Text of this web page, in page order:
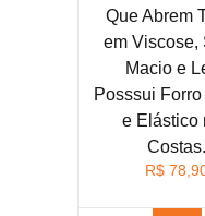
Que Abrem
em Viscose,
Macio e
Posssui
e Elástico
R$